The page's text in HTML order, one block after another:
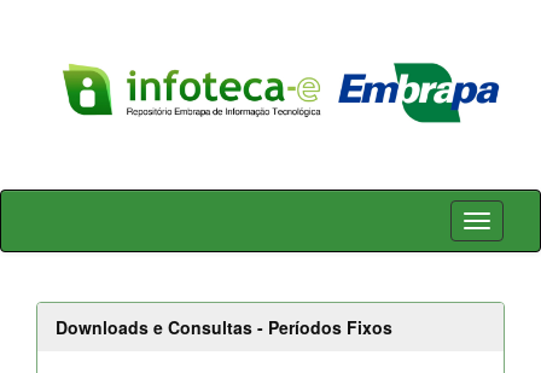
Skip
Downloads e Consultas - Períodos Fixos